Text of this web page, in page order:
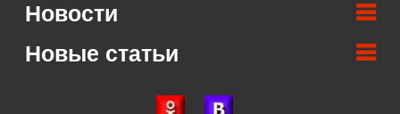
Новости
Новые статьи